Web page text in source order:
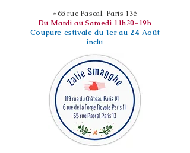
*65 rue Pascal, Paris 13è
Du Mardi au Samedi 11h30-19h
Coupure estivale du 1er au 24 Août
inclu